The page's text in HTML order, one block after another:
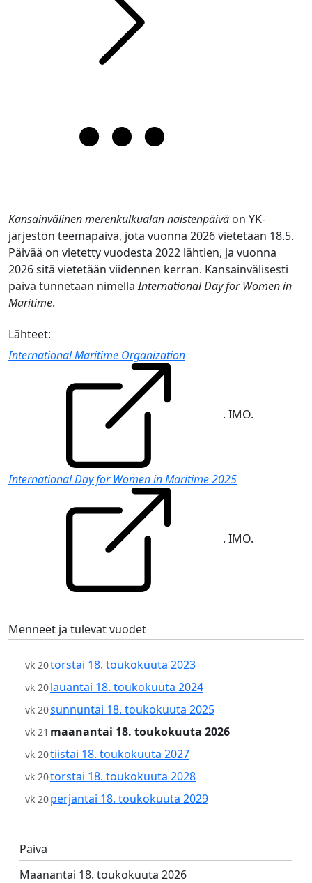
Kansainvälinen merenkulkualan naistenpäivä on YK-
järjestön teemapäivä, jota vuonna 2026 vietetään 18.5.
Päivää on vietetty vuodesta 2022 lähtien, ja vuonna
2026 sitä vietetään viidennen kerran. Kansainvälisesti
päivä tunnetaan nimelläInternational Day for Women in
Maritime.
Lähteet:
International Maritime Organization
. IMO.
International Day for Women in Maritime 2025
. IMO.
Menneet ja tulevat vuodet
vk 20torstai 18. toukokuuta 2023
vk 20lauantai 18. toukokuuta 2024
vk 20sunnuntai 18. toukokuuta 2025
vk 21 maanantai 18. toukokuuta 2026
vk 20tiistai 18. toukokuuta 2027
vk 20torstai 18. toukokuuta 2028
vk 20perjantai 18. toukokuuta 2029
Päivä
Maanantai 18. toukokuuta 2026